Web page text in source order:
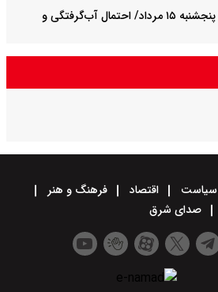
پیش بینی هوای فارس فردا پنجشنبه ۱۵ مرداد/ احتمال آب‌گرفتگی و
سیاست اقتصاد
فرهنگ و هنر
صدای شرق